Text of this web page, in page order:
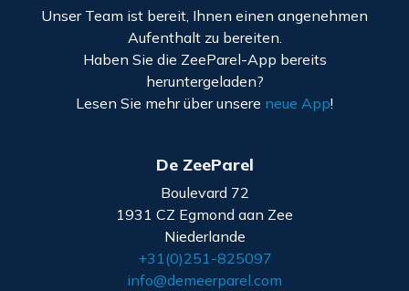
Unser Team ist bereit, Ihnen einen angenehmen
Aufenthalt zu bereiten.
Haben Sie die ZeeParel-App bereits
heruntergeladen?
Lesen Sie mehr über unsere neue App!
De ZeeParel
Boulevard 72
1931 CZ Egmond aan Zee
Niederlande
+31(0)251-825097
info@demeerparel.com